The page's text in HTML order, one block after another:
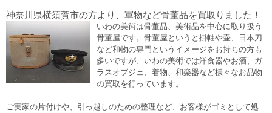
神奈川県横須賀市の方より、軍物など骨董品を買取りました！
いわの美術は骨董品、美術品を中心に取り扱う
骨董屋です。骨董屋というと掛軸や壷、日本刀
など和物の専門というイメージをお持ちの方も
多いですが、いわの美術では洋食器やお酒、ガ
ラスオブジェ、着物、和楽器など様々なお品物
の買取を行っています。
ご実家の片付けや、引っ越しのための整理など、お客様がゴミとして処